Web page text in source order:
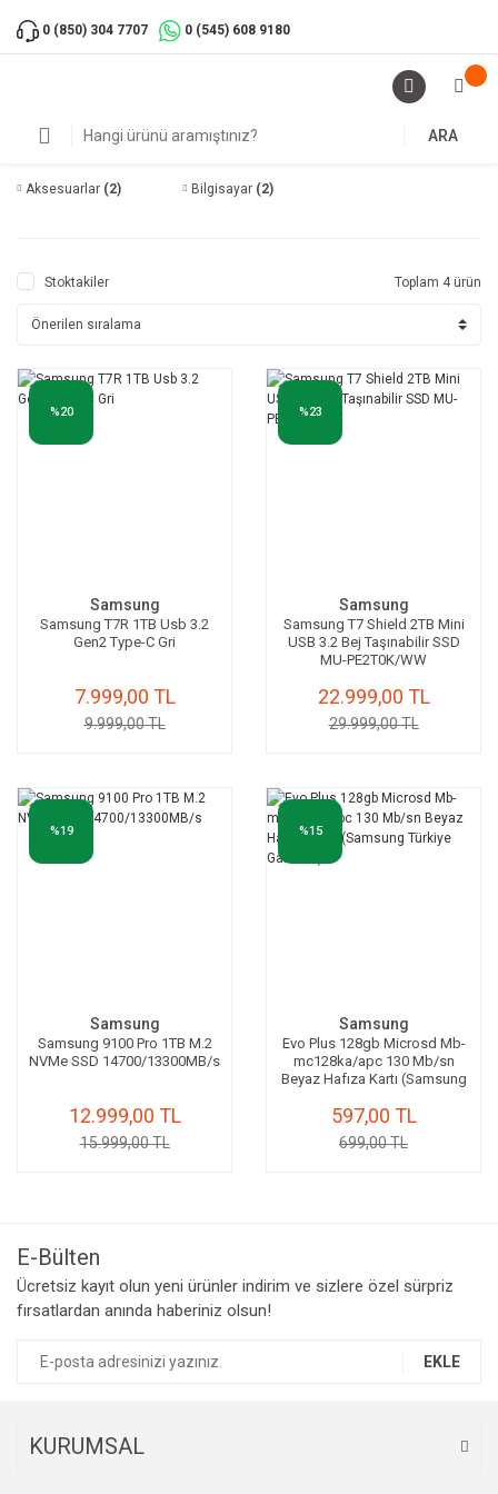
0 (850) 304 7707 0 (545) 608 9180
ARA
Aksesuarlar (2) Bilgisayar (2)
Stoktakiler Toplam 4 ürün
%20
Samsung
Samsung T7R 1TB Usb 3.2
Gen2 Type-C Gri
7.999,00 TL
9.999,00 TL
%23
Samsung
Samsung T7 Shield 2TB Mini
USB 3.2 Bej Taşınabilir SSD
MU-PE2T0K/WW
22.999,00 TL
29.999,00 TL
%19
Samsung
Samsung 9100 Pro 1TB M.2
NVMe SSD 14700/13300MB/s
12.999,00 TL
15.999,00 TL
%15
Samsung
Evo Plus 128gb Microsd Mb-
mc128ka/apc 130 Mb/sn
Beyaz Hafıza Kartı (Samsung
597,00 TL
699,00 TL
E-Bülten
Ücretsiz kayıt olun yeni ürünler indirim ve sizlere özel sürpriz
fırsatlardan anında haberiniz olsun!
EKLE
KURUMSAL